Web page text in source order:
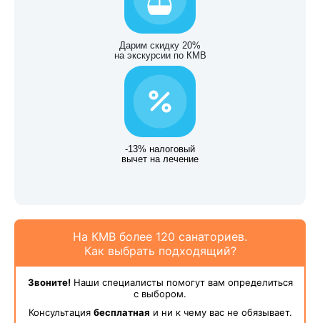
Дарим скидку 20%
на экскурсии по КМВ
-13% налоговый
вычет на лечение
На КМВ более 120 санаториев.
Как выбрать подходящий?
Звоните!Наши специалисты помогут вам определиться
с выбором.
Консультация бесплатная и ни к чему вас не обязывает.